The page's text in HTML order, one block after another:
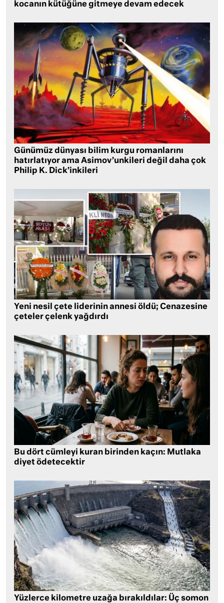
kocanın kütüğüne gitmeye devam edecek
Günümüz dünyası bilim kurgu romanlarını
hatırlatıyor ama Asimov’unkileri değil daha çok
Philip K. Dick’inkileri
Yeni nesil çete liderinin annesi öldü; Cenazesine
çeteler çelenk yağdırdı
Bu dört cümleyi kuran birinden kaçın: Mutlaka
diyet ödetecektir
Yüzlerce kilometre uzağa bırakıldılar: Üç somon